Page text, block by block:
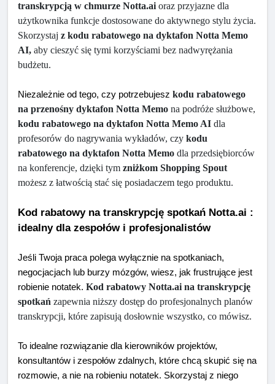
transkrypcją w chmurze Notta.ai oraz przyjazne dla
użytkownika funkcje dostosowane do aktywnego stylu życia.
Skorzystaj z kodu rabatowego na dyktafon Notta Memo
AI, aby cieszyć się tymi korzyściami bez nadwyrężania
budżetu.
Niezależnie od tego, czy potrzebujesz kodu rabatowego
na przenośny dyktafon Notta Memo
kodu rabatowego na dyktafon Notta Memo AI dla
profesorów do nagrywania wykładów, czy kodu
rabatowego na dyktafon Notta Memo dla przedsiębiorców
na konferencje, dzięki tym zniżkom Shopping Spout
możesz z łatwością stać się posiadaczem tego produktu.
Kod rabatowy na transkrypcję spotkań Notta.ai :
idealny dla zespołów i profesjonalistów
Jeśli Twoja praca polega wyłącznie na spotkaniach,
negocjacjach lub burzy mózgów, wiesz, jak frustrujące jest
robienie notatek. Kod rabatowy Notta.ai na transkrypcję
spotkań zapewnia niższy dostęp do profesjonalnych planów
transkrypcji, które zapisują dosłownie wszystko, co mówisz.
To idealne rozwiązanie dla kierowników projektów,
konsultantów i zespołów zdalnych, które chcą skupić się na
rozmowie, a nie na robieniu notatek. Skorzystaj z niego